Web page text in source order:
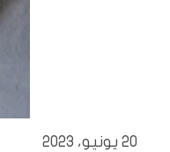
20 يونيو، 2023